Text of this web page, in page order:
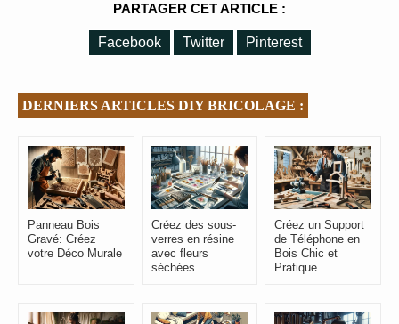
PARTAGER CET ARTICLE :
Facebook Twitter Pinterest
DERNIERS ARTICLES DIY BRICOLAGE :
Panneau Bois
Gravé: Créez
votre Déco Murale
Créez des sous-
verres en résine
avec fleurs
séchées
Créez un Support
de Téléphone en
Bois Chic et
Pratique